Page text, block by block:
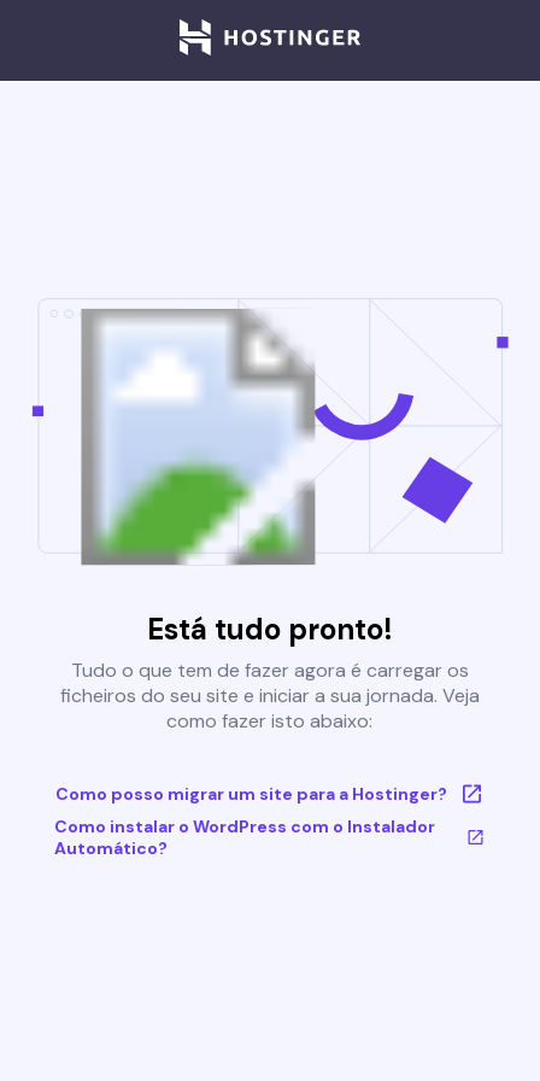
Está tudo pronto!
Tudo o que tem de fazer agora é carregar os
ficheiros do seu site e iniciar a sua jornada. Veja
como fazer isto abaixo:
Como posso migrar um site para a Hostinger?
Como instalar o WordPress com o Instalador
Automático?